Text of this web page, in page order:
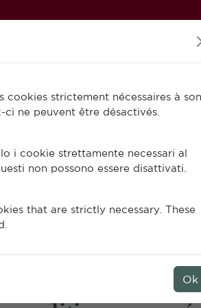
du pouvoir
de Pierre de
cookies strictement nécessaires à son
ne peuvent être désactivés.
i cookie strettamente necessari al
non possono essere disattivati.
that are strictly necessary. These
Ok